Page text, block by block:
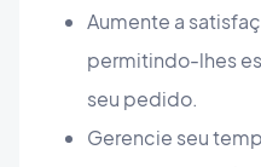
Aumente a
permitindo-lhes
seu pedido.
Gerencie seu